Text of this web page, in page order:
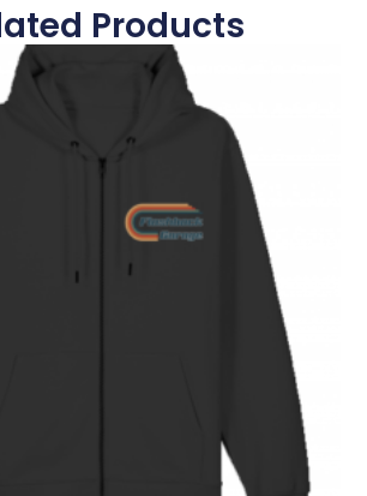
Products